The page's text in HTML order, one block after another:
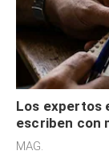
Los expertos
escriben con
acelerado y
MAG.